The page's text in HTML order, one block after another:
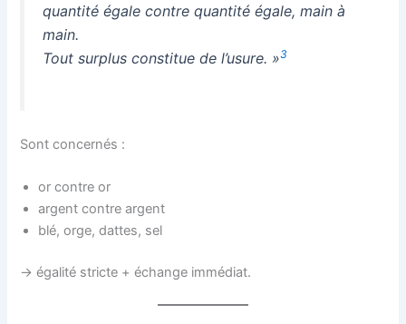
quantité égale contre quantité égale, main à
main.
Tout surplus constitue de l’usure. »3
Sont concernés :
or contre or
argent contre argent
blé, orge, dattes, sel
→ égalité stricte + échange immédiat.